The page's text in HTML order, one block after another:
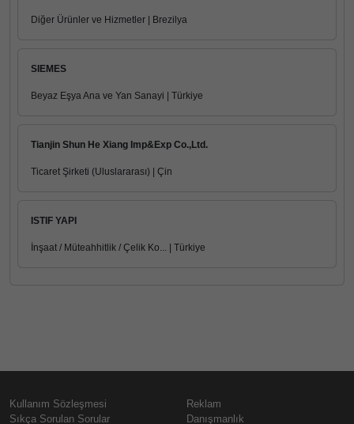
Diğer Ürünler ve Hizmetler | Brezilya
SIEMES
Beyaz Eşya Ana ve Yan Sanayi | Türkiye
Tianjin Shun He Xiang Imp&Exp Co.,Ltd.
Ticaret Şirketi (Uluslararası) | Çin
ISTIF YAPI
İnşaat / Müteahhitlik / Çelik Ko... | Türkiye
Kullanım Sözleşmesi
Sıkça Sorulan Sorular
Reklam
Danışmanlık